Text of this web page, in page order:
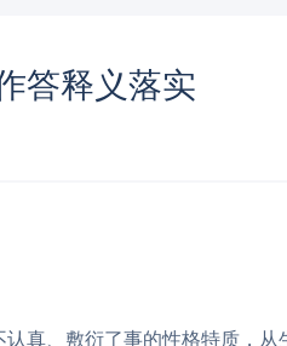
答释义落实
真、敷衍了事的性格特质，从